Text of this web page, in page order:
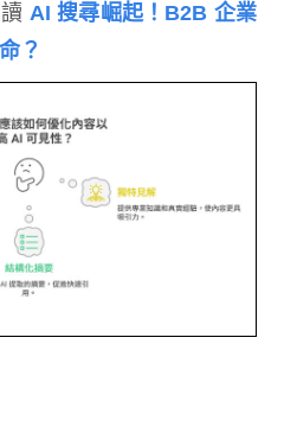
AI 搜尋崛起！B2B 企業
？